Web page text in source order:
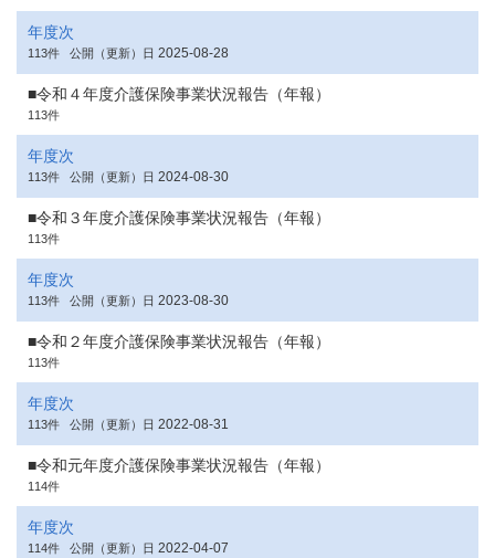
年度次
113件 公開（更新）日 2025-08-28
■令和４年度介護保険事業状況報告（年報）
113件
年度次
113件 公開（更新）日 2024-08-30
■令和３年度介護保険事業状況報告（年報）
113件
年度次
113件 公開（更新）日 2023-08-30
■令和２年度介護保険事業状況報告（年報）
113件
年度次
113件 公開（更新）日 2022-08-31
■令和元年度介護保険事業状況報告（年報）
114件
年度次
114件 公開（更新）日 2022-04-07